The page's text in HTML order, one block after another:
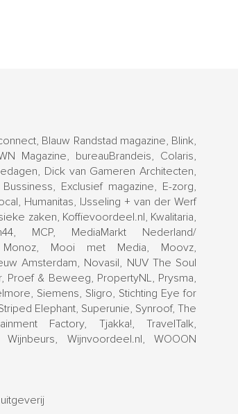
Blauw Randstad magazine, Blink,
Magazine, bureauBrandeis, Colaris,
Dick van Gameren Architecten,
Exclusief magazine, E-zorg,
Humanitas, IJsseling + van der Werf
zaken, Koffievoordeel.nl, Kwalitaria,
MCP, MediaMarkt Nederland/
Monoz, Mooi met Media, Moovz,
Amsterdam, Novasil, NUV The Soul
Proef & Beweeg, PropertyNL, Prysma,
Siemens, Sligro, Stichting Eye for
Elephant, Superunie, Synroof, The
Factory, Tjakka!, TravelTalk,
Wijnvoordeel.nl, WOOON